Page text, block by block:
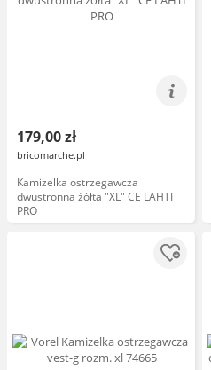
179,00 zł
bricomarche.pl
Kamizelka ostrzegawcza
dwustronna żółta "XL" CE LAHTI
PRO